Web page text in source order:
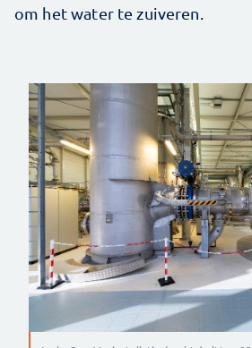
om het water te zuiveren.